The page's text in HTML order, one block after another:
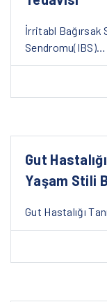
İrritabl Bağırsak
Sendromu(IBS)…
Gut
Yaşam Stili
Gut Hastalığı